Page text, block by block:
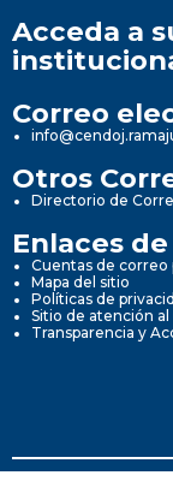
Acceda a
Correo
Otros
Directorio de
Enlaces
Cuentas de correo
Mapa del sitio
Políticas de
Sitio de atención al
Transparencia y